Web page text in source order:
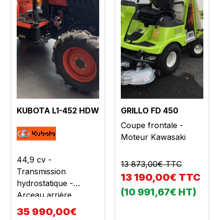
KUBOTA L1-452 HDW
44,9 cv -
Transmission
hydrostatique -
Arceau arrière
35 990,00€
GRILLO FD 450
Coupe frontale -
Moteur Kawasaki
13 873,00€ TTC
13 190,00€ TTC
(10 991,67€ HT)